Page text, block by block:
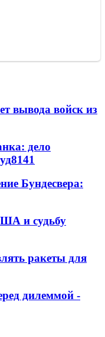
вывода войск из
дело
8141
Бундесвера:
и судьбу
ракеты для
дилеммой -